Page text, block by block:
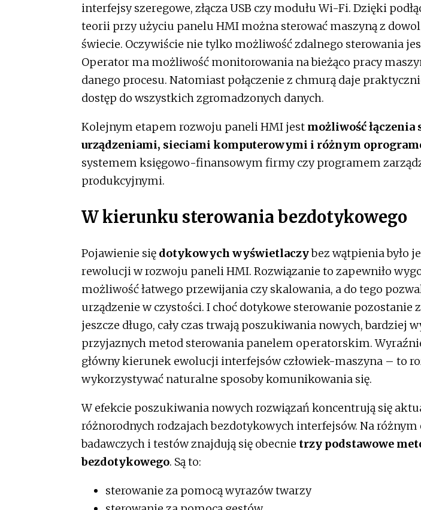
interfejsy szeregowe, złącza USB czy modułu Wi-Fi. Dzięki
teorii przy użyciu panelu HMI można sterować maszyną z
świecie. Oczywiście nie tylko możliwość zdalnego sterowania
Operator ma możliwość monitorowania na bieżąco pracy
danego procesu. Natomiast połączenie z chmurą daje
dostęp do wszystkich zgromadzonych danych.
Kolejnym etapem rozwoju paneli HMI jest możliwość łączenia
urządzeniami, sieciami komputerowymi i różnym
systemem księgowo-finansowym firmy czy programem
produkcyjnymi.
W kierunku sterowania bezdotykowego
Pojawienie się dotykowych wyświetlaczybez wątpienia było
rewolucji w rozwoju paneli HMI. Rozwiązanie to zapewniło
możliwość łatwego przewijania czy skalowania, a do tego
urządzenie w czystości. I choć dotykowe sterowanie pozostanie
jeszcze długo, cały czas trwają poszukiwania nowych, bardziej
przyjaznych metod sterowania panelem operatorskim.
główny kierunek ewolucji interfejsów człowiek-maszyna – to
wykorzystywać naturalne sposoby komunikowania się.
W efekcie poszukiwania nowych rozwiązań koncentrują się
różnorodnych rodzajach bezdotykowych interfejsów. Na różnym
badawczych i testów znajdują się obecnie trzy podstawowe
bezdotykowego. Są to:
sterowanie za pomocą wyrazów twarzy